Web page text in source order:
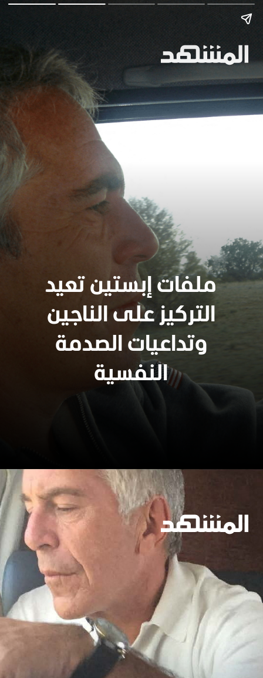
ملفات إبستين تعيد
التركيز على الناجين
وتداعيات الصدمة
النفسية